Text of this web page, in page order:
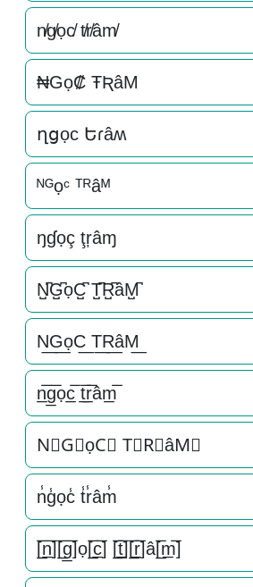
n̸g̸ọc̸ t̸r̸âm̸
₦Gọ₡ ŦƦâM
ղցọϲ Եɾâʍ
ᴺᴳọᶜ ᵀᴿâᴹ
ŋɠọç ţŗâɱ
N̺͆G̺͆ọC̺͆ T̺͆R̺͆âM̺͆
N͟G͟ọC͟ T͟R͟âM͟
n̲̅g̲̅ọc̲̅ t̲̅r̲̅âm̲̅
N⃣G⃣ọC⃣ T⃣R⃣âM⃣
n̾g̾ọc̾ t̾r̾âm̾
[̲̅n̲̅][̲̅g̲̅]ọ[̲̅c̲̅] [̲̅t̲̅][̲̅r̲̅]â[̲̅m̲̅]